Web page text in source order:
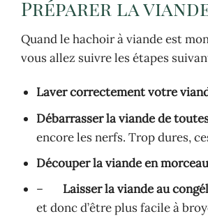
Préparer la
Quand le hachoir à viande est
vous allez suivre les étapes
Laver correctement votre
Débarrasser la viande de
encore les nerfs. Trop dures,
Découper la viande en
– Laisser la viande au
et donc d’être plus facile à